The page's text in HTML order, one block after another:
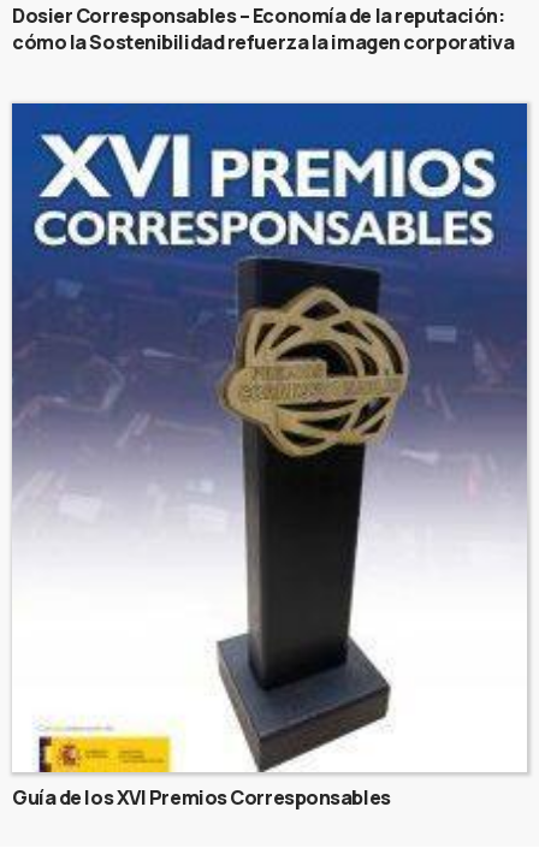
Dosier Corresponsables – Economía de la reputación:
cómo la Sostenibilidad refuerza la imagen corporativa
Guía de los XVI Premios Corresponsables